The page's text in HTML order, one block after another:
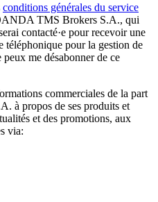
conditions générales du service
TMS Brokers S.A., qui
contacté·e pour recevoir une
téléphonique pour la gestion de
me désabonner de ce
commerciales de la part
à propos de ses produits et
et des promotions, aux
via: